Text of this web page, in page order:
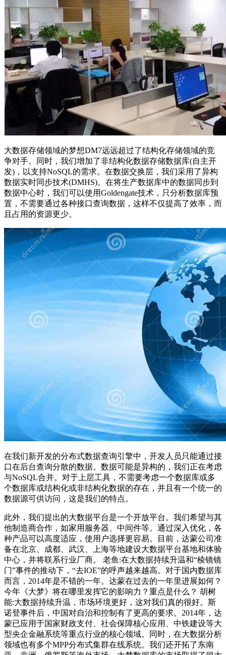
大数据存储领域的梦想DM7远远超过了结构化存储领域的竞
争对手。同时，我们增加了非结构化数据存储数据库(自主开
发)，以支持NoSQL的需求。在数据交换层，我们采用了异构
数据实时同步技术(DMHS)。在将生产数据库中的数据同步到
数据中心时，我们可以使用Goldengate技术，只分析数据库预
置，不需要通过各种接口查询数据，这样不仅提高了效率，而
且占用的资源更少。
在我们新开发的分布式数据查询引擎中，开发人员只能通过接
口在后台查询分散的数据。数据可能是异构的，我们正在考虑
与NoSQL合并。对于上层工具，不需要考虑一个数据库或多
个数据库或结构化或非结构化数据的存在，并且有一个统一的
数据源可供访问，这是我们的特点。
此外，我们提出的大数据平台是一个开放平台。我们希望与其
他制造商合作，如家用服务器、中间件等。通过深入优化，各
种产品可以高度适应，使用户选择更容易。目前，达蒙公司准
备在北京、成都、武汉、上海等地建设大数据平台基地和体验
中心，并将联系行业厂商。 老鱼:在大数据持续升温和“棱镜镜
门”事件的推动下，“去IOE”的呼声越来越高。对于国内数据库
而言，2014年是不错的一年。达蒙在过去的一年里进展如何？
今年《大梦》将在哪里发挥它的影响力？重点是什么？ 胡树
能:大数据持续升温，市场环境更好，这对我们真的很好。斯
诺登事件后，中国对自治和控制有了更高的要求。2014年，达
蒙已应用于国家财政支付、社会保障核心应用、中铁建设等大
型央企金融系统等重点行业的核心领域。同时，在大数据分析
领域也有多个MPP分布式集群在线系统。我们还开拓了东南